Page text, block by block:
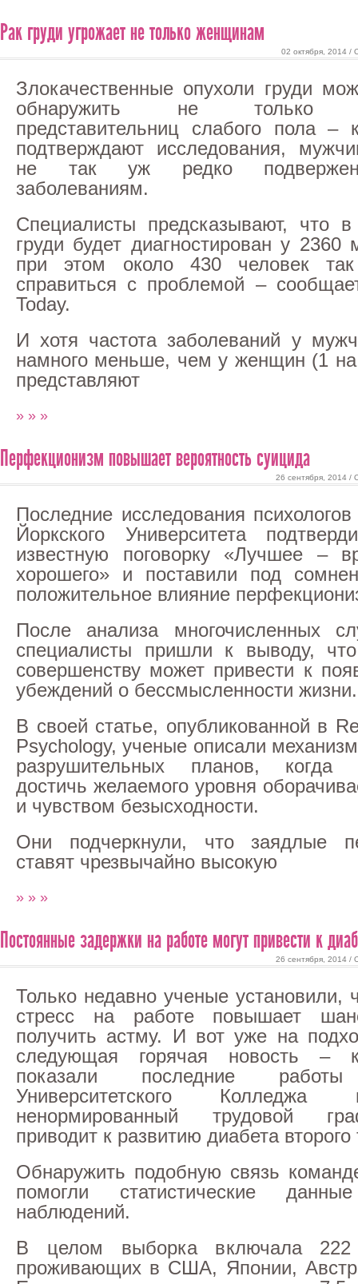
Рак груди угрожает не только женщинам
02 октября, 2014 /
Злокачественные опухоли груди
обнаружить не только
представительниц слабого пола –
подтверждают исследования,
не так уж редко
заболеваниям.
Специалисты предсказывают, что
груди будет диагностирован у
при этом около 430 человек
справиться с проблемой –
Today.
И хотя частота заболеваний у
намного меньше, чем у женщин (1
представляют
» » »
Перфекционизм повышает вероятность суицида
26 сентября, 2014 /
Последние исследования психологов
Йоркского Университета
известную поговорку «Лучшее –
хорошего» и поставили под
положительное влияние
После анализа многочисленных
специалисты пришли к выводу,
совершенству может привести к
убеждений о бессмысленности жизни.
В своей статье, опубликованной в
Psychology, ученые описали
разрушительных планов, когда
достичь желаемого уровня
и чувством безысходности.
Они подчеркнули, что заядлые
ставят чрезвычайно высокую
» » »
Постоянные задержки на работе могут привести к
26 сентября, 2014 /
Только недавно ученые установили,
стресс на работе повышает
получить астму. И вот уже на
следующая горячая новость –
показали последние работы
Университетского
ненормированный трудовой
приводит к развитию диабета второго
Обнаружить подобную связь
помогли статистические
наблюдений.
В целом выборка включала 222
проживающих в США, Японии,